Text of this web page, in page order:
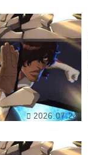
2026.07.24